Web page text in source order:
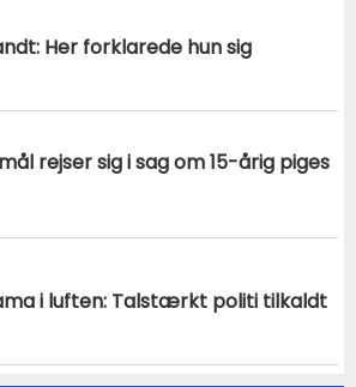
Her forklarede hun sig
rejser sig i sag om 15-årig piges
i luften: Talstærkt politi tilkaldt